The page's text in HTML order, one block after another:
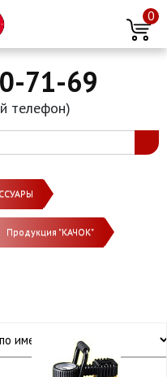
0
71-69
телефон)
Продукция "КАЧОК"